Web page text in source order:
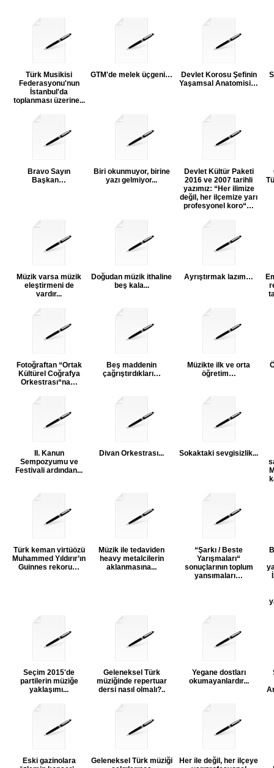
Türk Musikisi
Federasyonu'nun
İstanbul'da
toplanması üzerine...
GTM'de melek üçgeni…
Devlet Korosu Şefinin
Yaşamsal Anatomisi…
Bravo Sayın
Başkan…
Biri okunmuyor, birine
yazı gelmiyor...
Devlet Kültür Paketi
2016 ve 2007 tarihli
yazımız: “Her ilimize
değil, her ilçemize yarı
profesyonel koro“…
Müzik varsa müzik
eleştirmeni de
vardır...
Doğudan müzik ithaline
beş kala...
Ayrıştırmak lazım…
Fotoğraftan “Ortak
Kültürel Coğrafya
Orkestrası“na…
Beş maddenin
çağrıştırdıkları…
Müzikte ilk ve orta
öğretim…
II. Kanun
Sempozyumu ve
Festivali ardından...
Divan Orkestrası...
Sokaktaki sevgisizlik...
Türk keman virtüözü
Muhammed Yıldırır’ın
Guinnes rekoru…
Müzik ile tedaviden
heavy metalcilerin
aklanmasına...
“Şarkı / Beste
Yarışmaları“
sonuçlarının toplum
yansımaları…
Seçim 2015'de
partilerin müziğe
yaklaşımı...
Geleneksel Türk
müziğinde repertuar
dersi nasıl olmalı?..
Yegane dostları
okumayanlardır...
Eski gazinolara
Geleneksel Türk müziği
Her ile değil, her ilçeye